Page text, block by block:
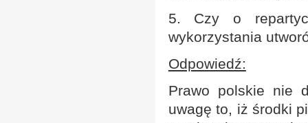
5. Czy o
wykorzystania
Odpowiedź:
Prawo polskie nie
uwagę to, iż środki